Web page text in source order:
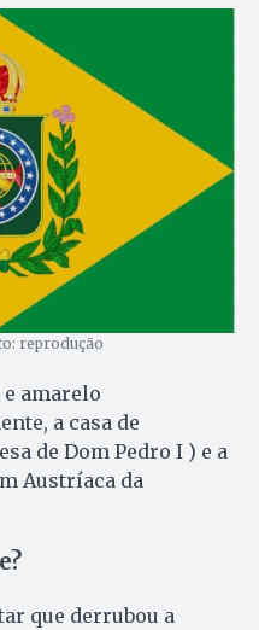
reprodução
e amarelo
a casa de
de Dom Pedro I ) e a
Austríaca da
que derrubou a